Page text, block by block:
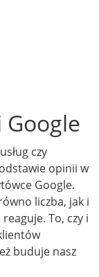
czy
opinii w
Google.
liczba, jak i
To, czy i
buduje nasz